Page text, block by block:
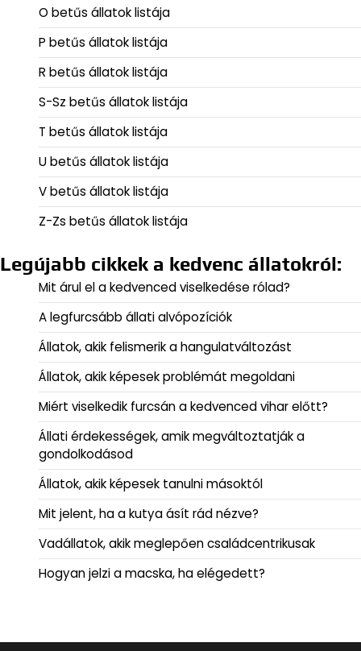
O betűs állatok listája
P betűs állatok listája
R betűs állatok listája
S-Sz betűs állatok listája
T betűs állatok listája
U betűs állatok listája
V betűs állatok listája
Z-Zs betűs állatok listája
Legújabb cikkek a kedvenc állatokról:
Mit árul el a kedvenced viselkedése rólad?
A legfurcsább állati alvópozíciók
Állatok, akik felismerik a hangulatváltozást
Állatok, akik képesek problémát megoldani
Miért viselkedik furcsán a kedvenced vihar előtt?
Állati érdekességek, amik megváltoztatják a
gondolkodásod
Állatok, akik képesek tanulni másoktól
Mit jelent, ha a kutya ásít rád nézve?
Vadállatok, akik meglepően családcentrikusak
Hogyan jelzi a macska, ha elégedett?